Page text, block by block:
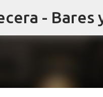
- Bares